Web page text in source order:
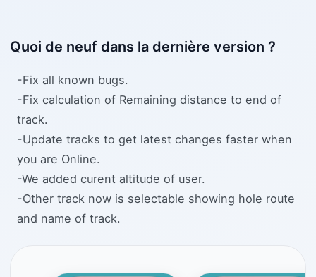
Quoi de neuf dans la dernière version ?
-Fix all known bugs.
-Fix calculation of Remaining distance to end of
track.
-Update tracks to get latest changes faster when
you are Online.
-We added curent altitude of user.
-Other track now is selectable showing hole route
and name of track.